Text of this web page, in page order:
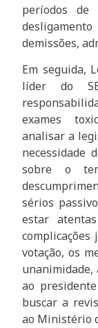
períodos de
demissões,
Em seguida,
líder do
exames
analisar a
necessidade
sobre o
sérios
estar
complicações
votação, os
unanimidade,
ao
buscar a
ao Ministério